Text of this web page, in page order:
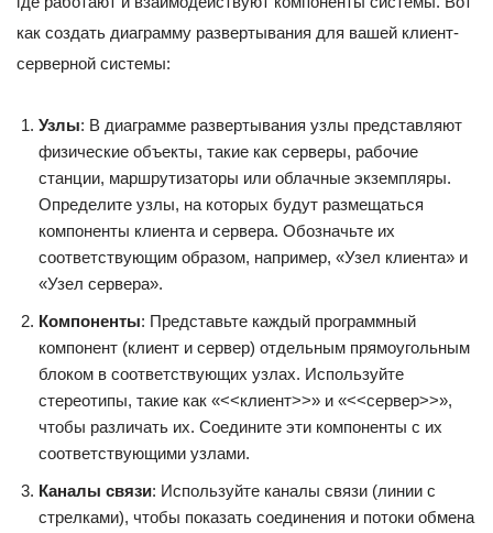
как создать диаграмму развертывания для вашей клиент-
серверной системы:
Узлы: В диаграмме развертывания узлы представляют
физические объекты, такие как серверы, рабочие
станции, маршрутизаторы или облачные экземпляры.
Определите узлы, на которых будут размещаться
компоненты клиента и сервера. Обозначьте их
соответствующим образом, например, «Узел клиента» и
«Узел сервера».
Компоненты: Представьте каждый программный
компонент (клиент и сервер) отдельным прямоугольным
блоком в соответствующих узлах. Используйте
стереотипы, такие как «<<клиент>>» и «<<сервер>>»,
чтобы различать их. Соедините эти компоненты с их
соответствующими узлами.
Каналы связи: Используйте каналы связи (линии с
стрелками), чтобы показать соединения и потоки обмена